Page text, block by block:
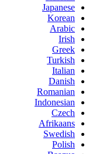
Japanese
Korean
Arabic
Irish
Greek
Turkish
Italian
Danish
Romanian
Indonesian
Czech
Afrikaans
Swedish
Polish